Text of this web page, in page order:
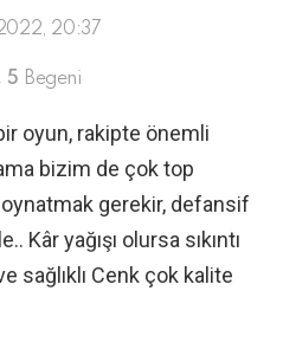
2022, 20:37
5 Begeni
oyun, rakipte önemli
bizim de çok top
oynatmak gerekir, defansif
Kâr yağışı olursa sıkıntı
sağlıklı Cenk çok kalite